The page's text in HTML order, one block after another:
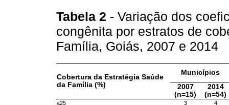
Tabela 2 - Variação dos
congênita por estratos de
Família, Goiás, 2007 e 2014
Cobertura da Estratégia Saúde
da Família (%)
Municípios
2007
(n=15)
2014
(n=54)
≤25 3
4